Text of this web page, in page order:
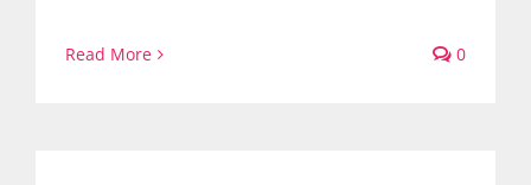
Read More 0